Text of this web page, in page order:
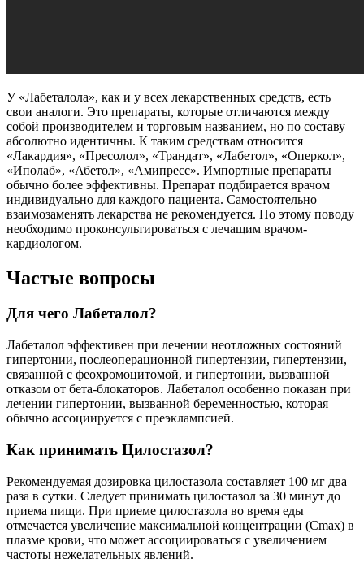
У «Лабеталола», как и у всех лекарственных средств, есть
свои аналоги. Это препараты, которые отличаются между
собой производителем и торговым названием, но по составу
абсолютно идентичны. К таким средствам относится
«Лакардия», «Пресолол», «Трандат», «Лабетол», «Оперкол»,
«Иполаб», «Абетол», «Амипресс». Импортные препараты
обычно более эффективны. Препарат подбирается врачом
индивидуально для каждого пациента. Самостоятельно
взаимозаменять лекарства не рекомендуется. По этому поводу
необходимо проконсультироваться с лечащим врачом-
кардиологом.
Частые вопросы
Для чего Лабеталол?
Лабеталол эффективен при лечении неотложных состояний
гипертонии, послеоперационной гипертензии, гипертензии,
связанной с феохромоцитомой, и гипертонии, вызванной
отказом от бета-блокаторов. Лабеталол особенно показан при
лечении гипертонии, вызванной беременностью, которая
обычно ассоциируется с преэклампсией.
Как принимать Цилостазол?
Рекомендуемая дозировка цилостазола составляет 100 мг два
раза в сутки. Следует принимать цилостазол за 30 минут до
приема пищи. При приеме цилостазола во время еды
отмечается увеличение максимальной концентрации (Cmax) в
плазме крови, что может ассоциироваться с увеличением
частоты нежелательных явлений.